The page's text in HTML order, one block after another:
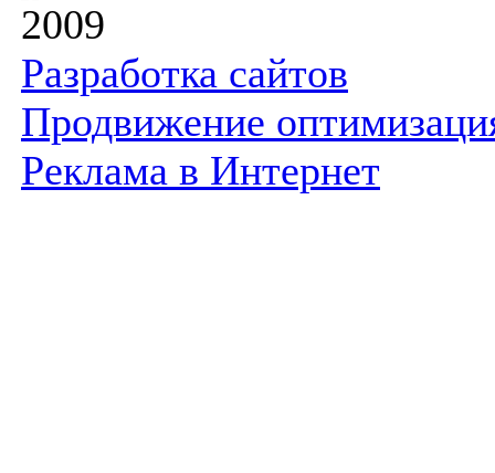
2009
Разработка сайтов
Продвижение
Реклама в Интернет